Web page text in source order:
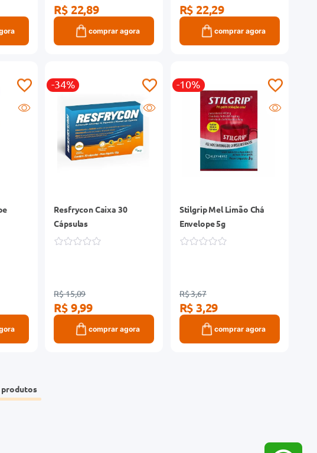
R$ 22,89
comprar agora
R$ 22,29
comprar agora
-34%
Resfrycon Caixa 30
Cápsulas
R$ 15,09
R$ 9,99
comprar agora
-10%
Stilgrip Mel Limão Chá
Envelope 5g
R$ 3,67
R$ 3,29
comprar agora